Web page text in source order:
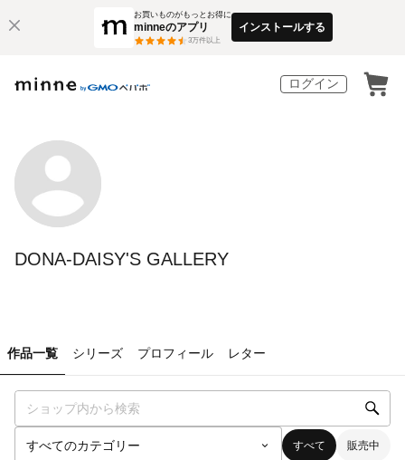
お買いものがもっとお得に
minneのアプリ
3万件以上
インストールする
ログイン
DONA-DAISY'S GALLERY
作品一覧 シリーズ プロフィール レター
すべて 販売中